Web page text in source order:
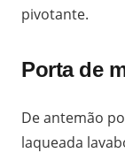
pivotante.
Porta de
De antemão
laqueada